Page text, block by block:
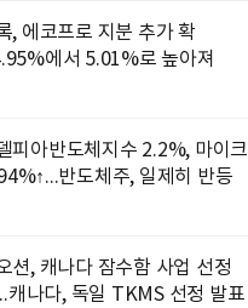
, 에코프로 지분 추가 확
에서 5.01%로 높아져
피아반도체지수 2.2%, 마이크
반도체주, 일제히 반등
션, 캐나다 잠수함 사업 선정
캐나다, 독일 TKMS 선정 발표